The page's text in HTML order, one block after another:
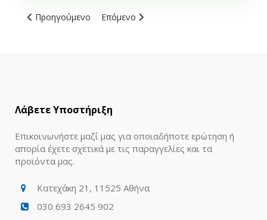
Προηγούμενο άρθρο: Αποστολή Λουλουδιών Ψυχικό:
Προηγούμενο Επόμενο άρθρο: Αποστολή Λουλουδιών
Επόμενο
Λάβετε Υποστήριξη
Επικοινωνήστε μαζί μας για οποιαδήποτε ερώτηση ή
απορία έχετε σχετικά με τις παραγγελίες και τα
προϊόντα μας.
Κατεχάκη 21, 11525 Αθήνα
030 693 2645 902